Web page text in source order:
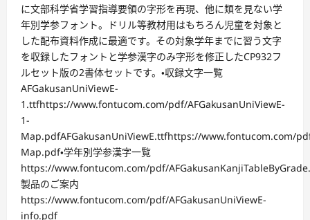
に文部科学省学習指導要領の字形を再現、他に類を見ない学
年別学参フォント。ドリル等教材用はもちろん児童を対象と
した配布資料作成に最適です。その対象学年までに習う文字
を収録したフォントと学参漢字のみ字形を修正したCP932フ
ルセット版の2書体セットです。・収録文字一覧
AFGakusanUniViewE-
1.ttfhttps://www.fontucom.com/pdf/AFGakusanUniViewE-
1-
Map.pdfAFGakusanUniViewE.ttfhttps://www.fontucom.com/
Map.pdf・学年別学参漢字一覧
https://www.fontucom.com/pdf/
製品のご案内
https://www.fontucom.com/pdf/AFGakusanUniViewE-
info.pdf